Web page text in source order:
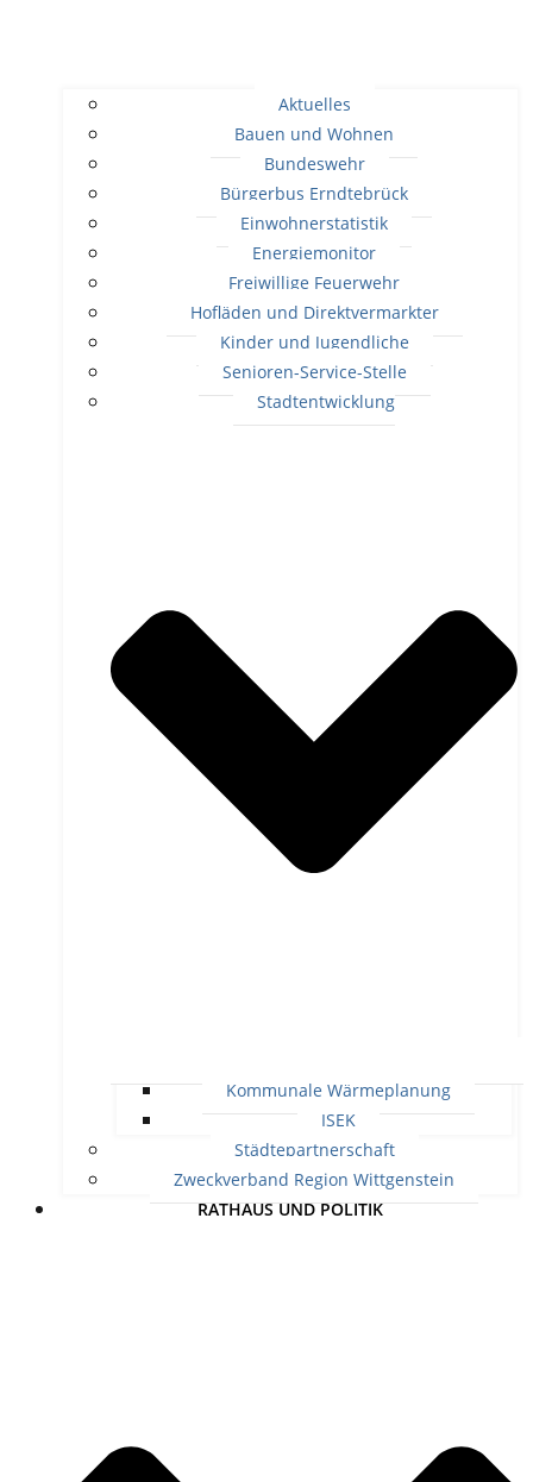
Aktuelles
Bauen und Wohnen
Bundeswehr
Bürgerbus Erndtebrück
Einwohnerstatistik
Energiemonitor
Freiwillige Feuerwehr
Hofläden und Direktvermarkter
Kinder und Jugendliche
Senioren-Service-Stelle
Stadtentwicklung
Kommunale Wärmeplanung
ISEK
Städtepartnerschaft
Zweckverband Region Wittgenstein
RATHAUS UND POLITIK